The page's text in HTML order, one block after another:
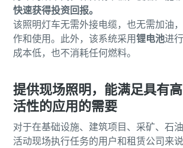
快速获得投资回报。
该照明灯车无需外接电缆，也无需加油
作和使用。此外，该系统采用锂电池进
成本低，也不消耗任何燃料。
提供现场照明，能满足具有
活性的应用的需要
对于在基础设施、建筑项目、采矿、石
活动现场执行任务的用户和租赁公司来